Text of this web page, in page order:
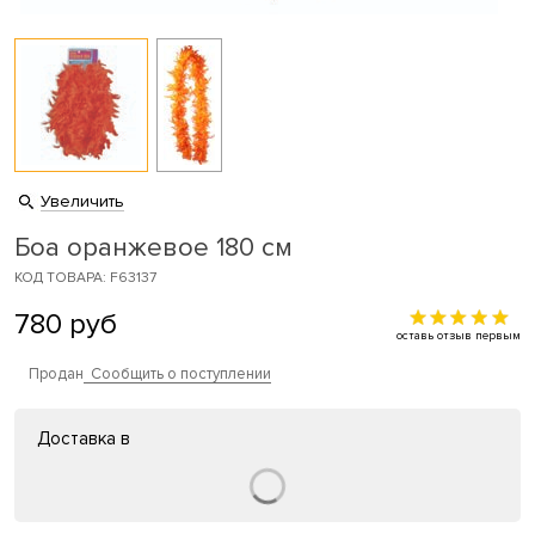
Увеличить
Боа оранжевое 180 см
КОД ТОВАРА: F63137
780 руб оставь отзыв первым
Продан Сообщить о поступлении
Доставка в